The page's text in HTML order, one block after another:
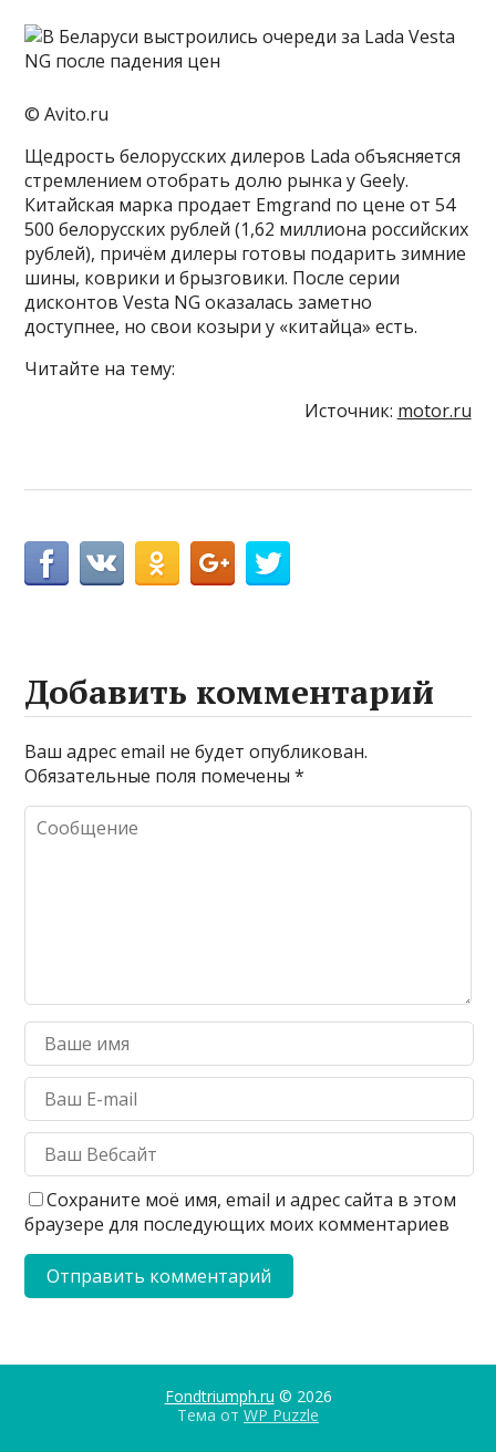
© Avito.ru
Щедрость белорусских дилеров Lada объясняется
стремлением отобрать долю рынка у Geely.
Китайская марка продает Emgrand по цене от 54
500 белорусских рублей (1,62 миллиона российских
рублей), причём дилеры готовы подарить зимние
шины, коврики и брызговики. После серии
дисконтов Vesta NG оказалась заметно
доступнее, но свои козыри у «китайца» есть.
Читайте на тему:
Источник: motor.ru
Добавить комментарий
Ваш адрес email не будет опубликован.
Обязательные поля помечены*
Сохраните моё имя, email и адрес сайта в этом
браузере для последующих моих комментариев
Fondtriumph.ru © 2026
Тема от WP Puzzle